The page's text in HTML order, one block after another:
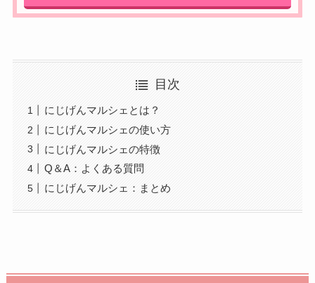
目次
にじげんマルシェとは？
にじげんマルシェの使い方
にじげんマルシェの特徴
Q＆A：よくある質問
にじげんマルシェ：まとめ